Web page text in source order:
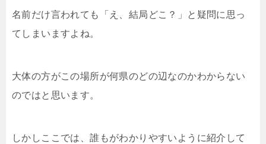
名前だけ言われても「え、結局どこ？」と疑問に思っ
てしまいますよね。
大体の方がこの場所が何県のどの辺なのかわからない
のではと思います。
しかしここでは、誰もがわかりやすいように紹介して